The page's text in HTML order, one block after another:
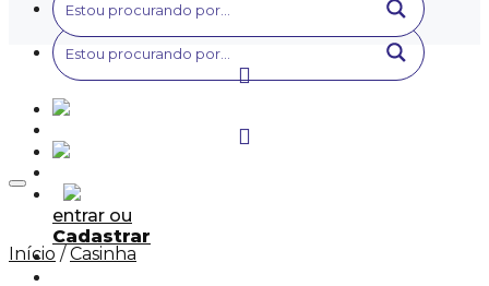
entrar ou
Cadastrar
Início / Casinha